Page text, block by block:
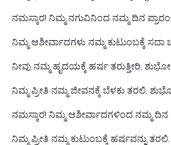
ನಮಸ್ಕಾರ! ನಿಮ್ಮ ನಗುವಿನಿಂದ ನಮ್ಮ ದಿನ
ನಿಮ್ಮ ಆಶೀರ್ವಾದಗಳು ನಮ್ಮ ಕುಟುಂಬಕ್ಕೆ
ನೀವು ನಮ್ಮ ಹೃದಯಕ್ಕೆ ಹರ್ಷ ತರುತ್ತೀರಿ.
ನಿಮ್ಮ ಪ್ರೀತಿ ನಮ್ಮ ಜೀವನಕ್ಕೆ ಬೆಳಕು ತರಲಿ.
ನಮಸ್ಕಾರ! ನಿಮ್ಮ ಆಶೀರ್ವಾದಗಳಿಂದ ನಮ್ಮ ದಿನ
ನಿಮ್ಮ ಪ್ರೀತಿ ನಮ್ಮ ಕುಟುಂಬಕ್ಕೆ ಹರ್ಷವನ್ನು